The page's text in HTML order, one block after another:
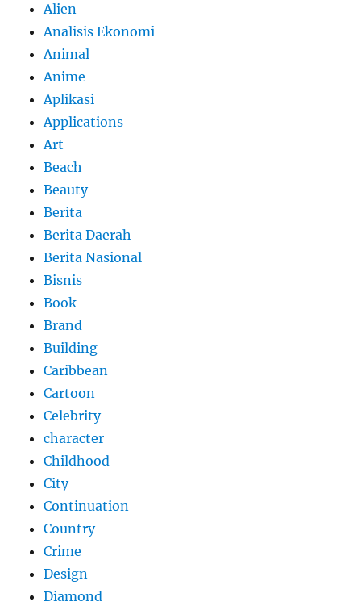
Alien
Analisis Ekonomi
Animal
Anime
Aplikasi
Applications
Art
Beach
Beauty
Berita
Berita Daerah
Berita Nasional
Bisnis
Book
Brand
Building
Caribbean
Cartoon
Celebrity
character
Childhood
City
Continuation
Country
Crime
Design
Diamond